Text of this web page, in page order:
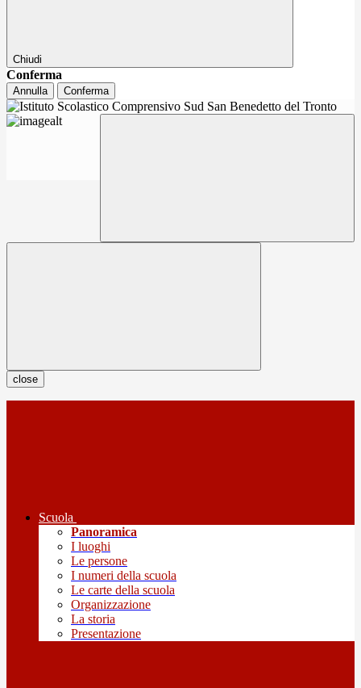
Chiudi
Conferma
Annulla Conferma
close
Scuola
Panoramica
I luoghi
Le persone
I numeri della scuola
Le carte della scuola
Organizzazione
La storia
Presentazione